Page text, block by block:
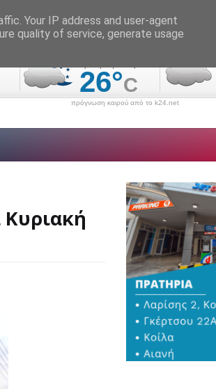
πρόγνωση καιρού από το k24.net
Κυριακή
Your IP address and user-agent
quality of service, generate usage